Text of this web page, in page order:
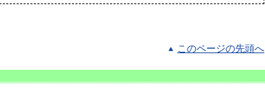
このページの先頭へ